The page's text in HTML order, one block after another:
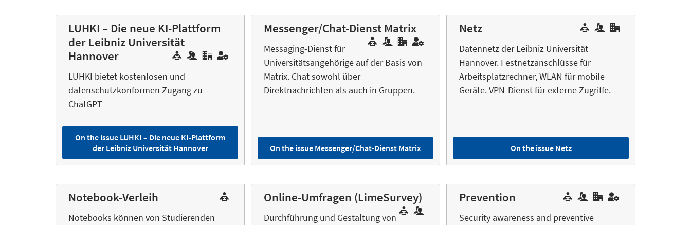
LUHKI – Die neue KI-Plattform
der Leibniz Universität
Hannover
LUHKI bietet kostenlosen und
datenschutzkonformen Zugang zu
ChatGPT
On the issue LUHKI – Die neue KI-Plattform
der Leibniz Universität Hannover
Messenger/Chat-Dienst Matrix
Messaging-Dienst für
Universitätsangehörige auf der Basis von
Matrix. Chat sowohl über
Direktnachrichten als auch in Gruppen.
On the issue Messenger/Chat-Dienst Matrix
Netz
Datennetz der Leibniz Universität
Hannover. Festnetzanschlüsse für
Arbeitsplatzrechner, WLAN für mobile
Geräte. VPN-Dienst für externe Zugriffe.
On the issue Netz
Notebook-Verleih
Notebooks können von Studierenden
Online-Umfragen (LimeSurvey)
Durchführung und Gestaltung von
Prevention
Security awareness and preventive